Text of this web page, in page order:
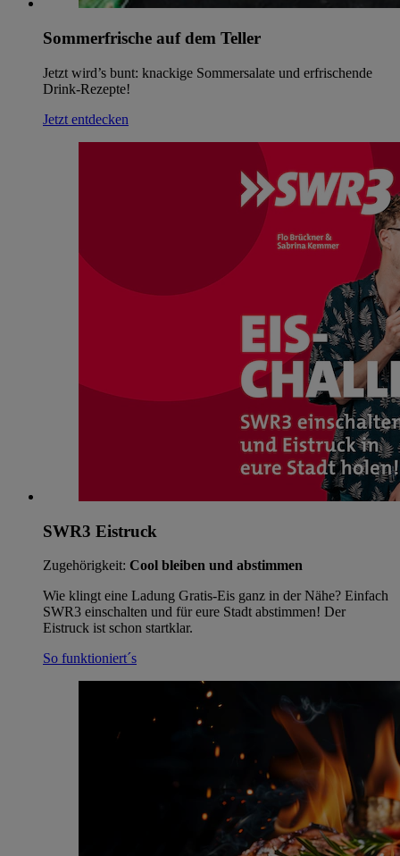
Sommerfrische auf dem Teller
Jetzt wird’s bunt: knackige Sommersalate und erfrischende
Drink-Rezepte!
Jetzt entdecken
SWR3 Eistruck
Zugehörigkeit: Cool bleiben und abstimmen
Wie klingt eine Ladung Gratis-Eis ganz in der Nähe? Einfach
SWR3 einschalten und für eure Stadt abstimmen! Der
Eistruck ist schon startklar.
So funktioniert´s